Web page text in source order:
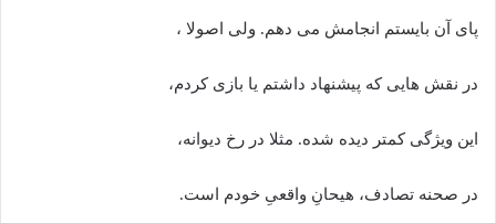
پای آن بایستم انجامش می دهم. ولی اصولا ،
در نقش هایی که پیشنهاد داشتم یا بازی کردم،
این ویژگی کمتر دیده شده. مثلا در رخ دیوانه،
در صحنه تصادف، هیحانِ واقعیِ خودم است.